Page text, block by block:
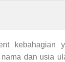
kebahagian
dan usia